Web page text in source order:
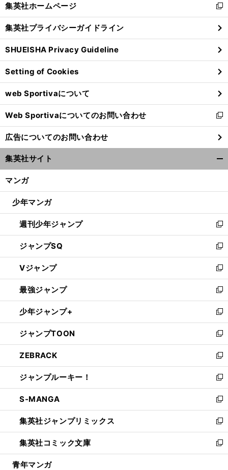
閉
る
集英社ホームページ
新
し
い
ウ
ィ
ン
ド
ウ
で
開
く
集英社プライバシーガイドライン
SHUEISHA Privacy Guideline
Setting of Cookies
web Sportivaについて
Web Sportivaについてのお問い合わせ
新
し
い
ウ
ィ
ン
ウ
開
く
広告についてのお問い合わせ
集英社サイト
マンガ
少年マンガ
週刊少年ジャンプ
新
し
い
ウ
ィ
ン
ド
ウ
で
開
く
ジャンプSQ
新
し
い
ウ
ィ
ン
ド
ウ
で
開
く
Vジャンプ
新
し
い
ウ
ィ
ン
ド
ウ
で
開
く
最強ジャンプ
新
し
い
ウ
ィ
ン
ド
ウ
で
開
く
少年ジャンプ+
新
し
い
ウ
ィ
ン
ド
ウ
で
開
く
ジャンプTOON
新
し
い
ウ
ィ
ン
ド
ウ
で
開
く
ZEBRACK
新
し
い
ウ
ィ
ン
ド
ウ
で
開
ジャンプルーキー！
新
し
い
ウ
ィ
ン
ド
ウ
S-MANGA
新
し
い
ウ
ィ
ン
集英社ジャンプリミックス
新
し
い
ウ
集英社コミック文庫
新
し
青年マンガ